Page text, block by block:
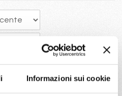
Informazioni sui cookie